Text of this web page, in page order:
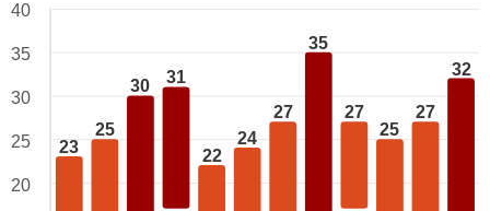
23
25
30 31
22
24
27
35
27
25
27
32
40
35
30
25
20